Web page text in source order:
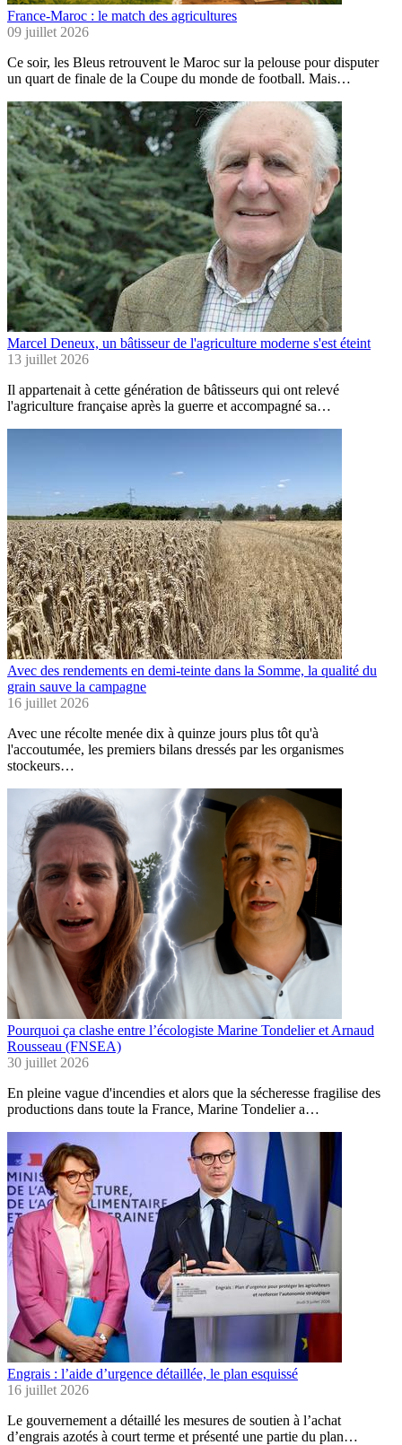
France-Maroc : le match des agricultures
09 juillet 2026
Ce soir, les Bleus retrouvent le Maroc sur la pelouse pour disputer
un quart de finale de la Coupe du monde de football. Mais…
Marcel Deneux, un bâtisseur de l'agriculture moderne s'est éteint
13 juillet 2026
Il appartenait à cette génération de bâtisseurs qui ont relevé
l'agriculture française après la guerre et accompagné sa…
Avec des rendements en demi-teinte dans la Somme, la qualité du
grain sauve la campagne
16 juillet 2026
Avec une récolte menée dix à quinze jours plus tôt qu'à
l'accoutumée, les premiers bilans dressés par les organismes
stockeurs…
Pourquoi ça clashe entre l’écologiste Marine Tondelier et Arnaud
Rousseau (FNSEA)
30 juillet 2026
En pleine vague d'incendies et alors que la sécheresse fragilise des
productions dans toute la France, Marine Tondelier a…
Engrais : l’aide d’urgence détaillée, le plan esquissé
16 juillet 2026
Le gouvernement a détaillé les mesures de soutien à l’achat
d’engrais azotés à court terme et présenté une partie du plan…